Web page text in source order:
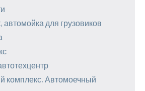
автомойка для грузовиков
комплекс, Автомоечный